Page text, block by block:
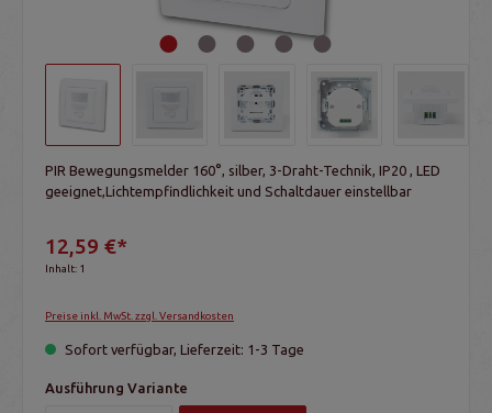
PIR Bewegungsmelder 160°, silber, 3-Draht-Technik, IP20 , LED
geeignet,Lichtempfindlichkeit und Schaltdauer einstellbar
12,59 €*
Inhalt: 1
Preise inkl. MwSt. zzgl. Versandkosten
Sofort verfügbar, Lieferzeit: 1-3 Tage
Ausführung Variante